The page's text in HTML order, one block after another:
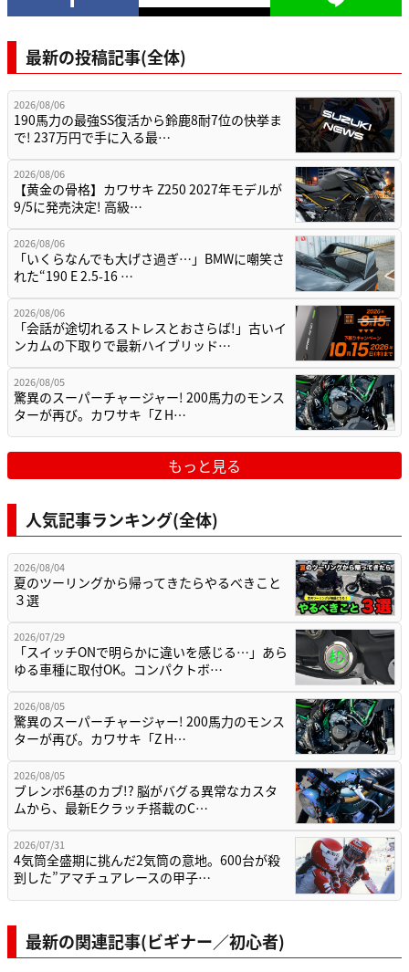
最新の投稿記事(全体)
2026/08/06
190馬力の最強SS復活から鈴鹿8耐7位の快挙ま
で! 237万円で手に入る最…
2026/08/06
【黄金の骨格】カワサキ Z250 2027年モデルが
9/5に発売決定! 高級…
2026/08/06
「いくらなんでも大げさ過ぎ…」BMWに嘲笑さ
れた“190 E 2.5-16 …
2026/08/06
「会話が途切れるストレスとおさらば!」古いイ
ンカムの下取りで最新ハイブリッド…
2026/08/05
驚異のスーパーチャージャー! 200馬力のモンス
ターが再び。カワサキ「Z H…
もっと見る
人気記事ランキング(全体)
2026/08/04
夏のツーリングから帰ってきたらやるべきこと
３選
2026/07/29
「スイッチONで明らかに違いを感じる…」あら
ゆる車種に取付OK。コンパクトボ…
2026/08/05
驚異のスーパーチャージャー! 200馬力のモンス
ターが再び。カワサキ「Z H…
2026/08/05
ブレンボ6基のカブ!? 脳がバグる異常なカスタ
ムから、最新Eクラッチ搭載のC…
2026/07/31
4気筒全盛期に挑んだ2気筒の意地。600台が殺
到した”アマチュアレースの甲子…
最新の関連記事(ビギナー／初心者)